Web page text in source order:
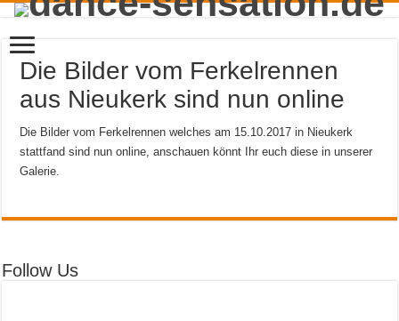
Die Bilder vom Ferkelrennen
aus Nieukerk sind nun online
Die Bilder vom Ferkelrennen welches am 15.10.2017 in Nieukerk
stattfand sind nun online, anschauen könnt Ihr euch diese in unserer
Galerie.
Follow Us